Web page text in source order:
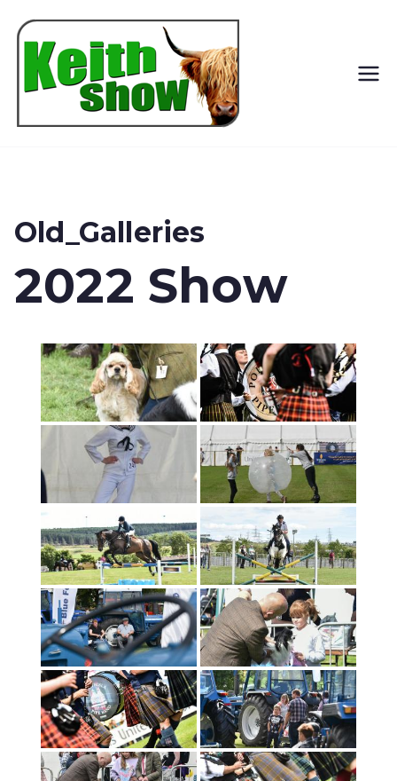
Old_Galleries
2022 Show